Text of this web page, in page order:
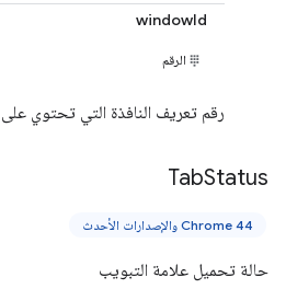
windowId
الرقم
رقم تعريف النافذة التي تحتوي
TabStatus
Chrome 44 والإصدارات الأحدث
حالة تحميل علامة التبويب